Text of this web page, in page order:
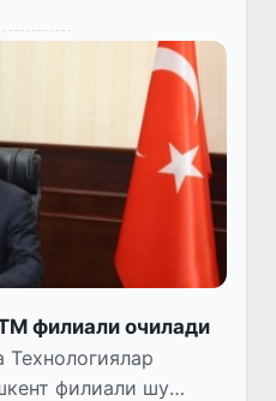
филиали очилади
филиали шу